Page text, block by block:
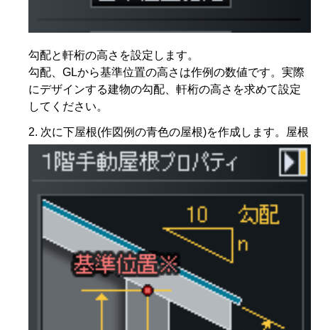
勾配と軒桁の高さを設定します。
勾配、GLから基準位置の高さは作例の数値です。実際
にデザインする建物の勾配、軒桁の高さを求めて設定
してください。
次に下屋根(作図例の青色の屋根)を作成します。屋根